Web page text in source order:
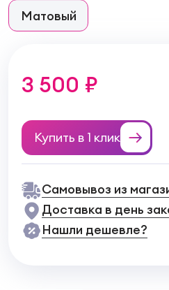
Матовый
3 500 ₽
Купить в 1 клик
Самовывоз из
Доставка в день
Нашли дешевле?